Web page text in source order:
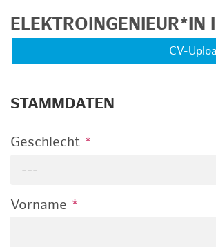
ELEKTROINGENIEUR*IN
CV-
STAMMDATEN
Geschlecht *
---
Vorname *